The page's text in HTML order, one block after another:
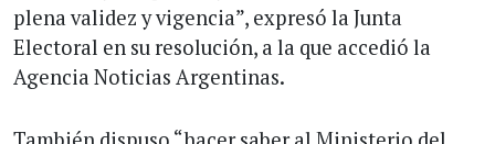
plena validez y vigencia”, expresó la Junta
Electoral en su resolución, a la que accedió la
Agencia Noticias Argentinas.